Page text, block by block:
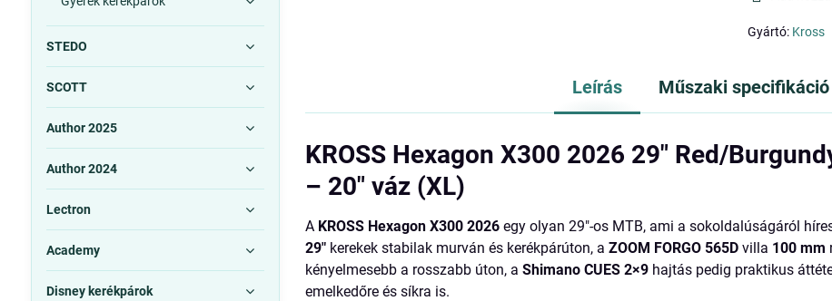
Gyártó: Kross
Leírás Műszaki specifikáció
KROSS Hexagon X300 2026 29" Red/
– 20" váz (XL)
A KROSS Hexagon X300 2026 egy olyan 29"-os MTB, ami a sokoldalúságáról
29" kerekek stabilak murván és kerékpárúton, aZOOM FORGO 565D villa 100 mm
kényelmesebb a rosszabb úton, aShimano CUES 2×9 hajtás pedig praktikus
emelkedőre és síkra is.
STEDO
SCOTT
Author 2025
Author 2024
Lectron
Academy
Disney kerékpárok